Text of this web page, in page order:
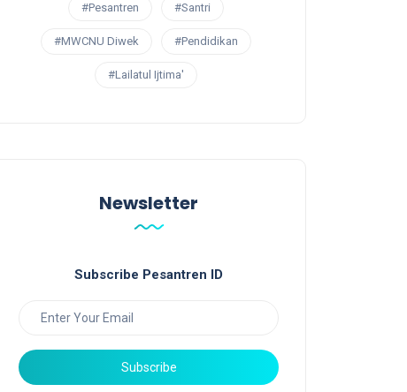
#Pesantren #Santri
#MWCNU Diwek #Pendidikan
#Lailatul Ijtima'
Newsletter
Subscribe Pesantren ID
Subscribe